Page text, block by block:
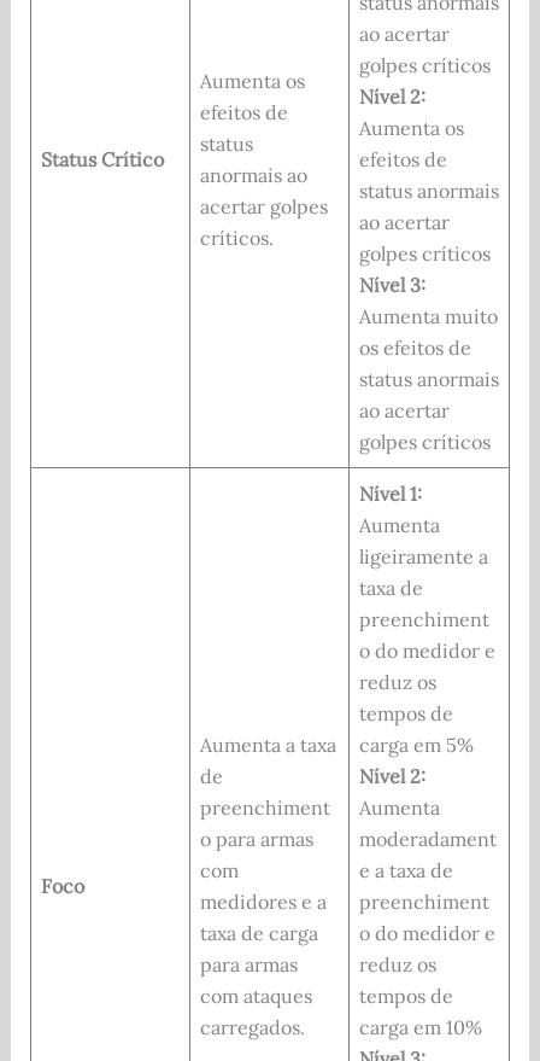
Status Crítico
Aumenta os
efeitos de
status
anormais ao
acertar golpes
críticos.
ao acertar
golpes críticos
Nível 2:
Aumenta os
efeitos de
status anormais
ao acertar
golpes críticos
Nível 3:
Aumenta muito
os efeitos de
status anormais
ao acertar
golpes críticos
Foco
Aumenta a taxa
de
preenchiment
o para armas
com
medidores e a
taxa de carga
para armas
com ataques
carregados.
Nível 1:
Aumenta
ligeiramente a
taxa de
preenchiment
o do medidor e
reduz os
tempos de
carga em 5%
Nível 2:
Aumenta
moderadament
e a taxa de
preenchiment
o do medidor e
reduz os
tempos de
carga em 10%